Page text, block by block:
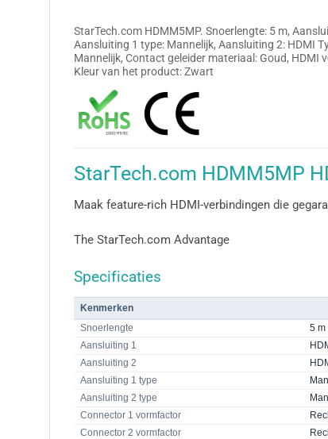
StarTech.com HDMM5MP. Snoerlengte: 5 m,
Aansluiting 1 type: Mannelijk, Aansluiting 2: HDMI
Mannelijk, Contact geleider materiaal: Goud, HDMI
Kleur van het product: Zwart
StarTech.com HDMM5MP
Maak feature-rich HDMI-verbindingen die
The StarTech.com Advantage
Specificaties
Kenmerken
Snoerlengte
5 m
Aansluiting 1
Aansluiting 2
Aansluiting 1 type
Aansluiting 2 type
Connector 1 vormfactor
Connector 2 vormfactor